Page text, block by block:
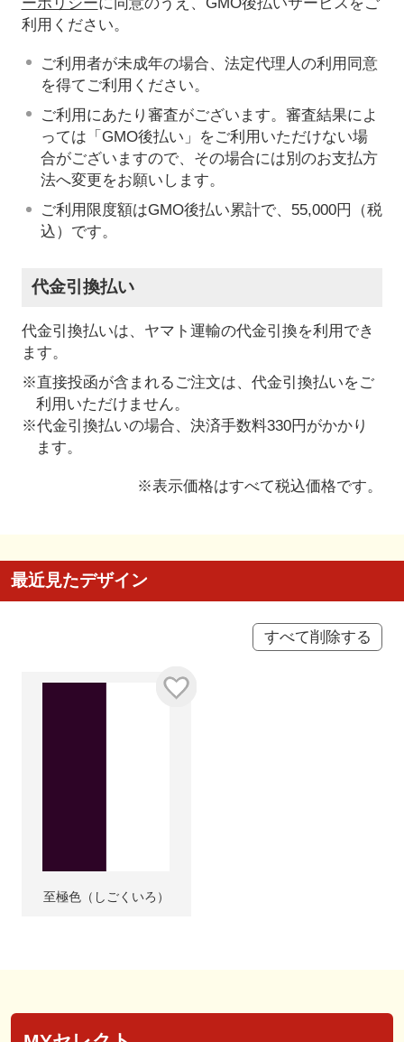
利用ください。
ご利用者が未成年の場合、法定代理人の利用同意
を得てご利用ください。
ご利用にあたり審査がございます。審査結果によ
っては「GMO後払い」をご利用いただけない場
合がございますので、その場合には別のお支払方
法へ変更をお願いします。
ご利用限度額はGMO後払い累計で、55,000円（税
込）です。
代金引換払い
代金引換払いは、ヤマト運輸の代金引換を利用でき
ます。
※直接投函が含まれるご注文は、代金引換払いをご
利用いただけません。
※代金引換払いの場合、決済手数料330円がかかり
ます。
※表示価格はすべて税込価格です。
最近見たデザイン
すべて削除する
至極色（しごくいろ）